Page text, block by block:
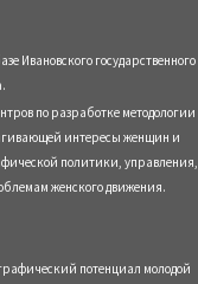
Ивановского государственного
по разработке методологии
интересы женщин и
политики, управления,
женского движения.
потенциал молодой